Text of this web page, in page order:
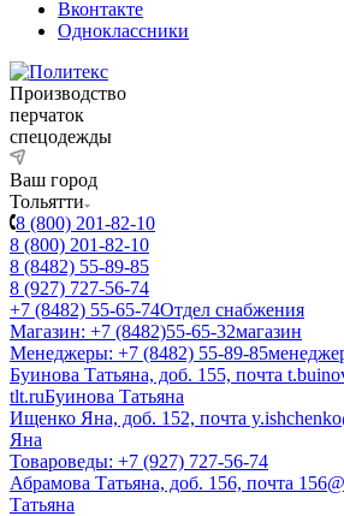
Вконтакте
Одноклассники
Производство
перчаток
спецодежды
Ваш город
Тольятти
8 (800) 201-82-10
8 (800) 201-82-10
8 (8482) 55-89-85
8 (927) 727-56-74
+7 (8482) 55-65-74Отдел снабжения
Магазин: +7 (8482)55-65-32магазин
Менеджеры: +7 (8482) 55-89-85
Буинова Татьяна, доб. 155, почта
tlt.ruБуинова Татьяна
Ищенко Яна, доб. 152, почта
Яна
Товароведы: +7 (927) 727-56-74
Абрамова Татьяна, доб. 156, почта
Татьяна